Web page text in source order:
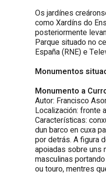
Os jardínes
como Xardíns do
posteriormente
Parque situado no
España (RNE) e
Monumentos
Monumento a
Autor: Francisco
Localización: fronte
Características:
dun barco en cuxa
por detrás. A figura
apoiadas sobre uns
masculinas
ou touro, mentres